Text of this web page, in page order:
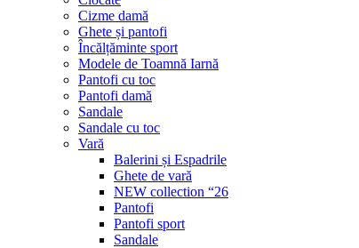
Cizme damă
Ghete și pantofi
Încălțăminte sport
Modele de Toamnă Iarnă
Pantofi cu toc
Pantofi damă
Sandale
Sandale cu toc
Vară
Balerini și Espadrile
Ghete de vară
NEW collection “26
Pantofi
Pantofi sport
Sandale